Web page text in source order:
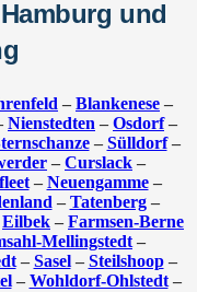
und
– Blankenese –
Nienstedten – Osdorf–
– Sülldorf–
– Curslack –
– Neuengamme–
– Tatenberg–
Eilbek – Farmsen-Berne
Mellingstedt –
– Sasel– Steilshoop–
– Wohldorf-Ohlstedt–